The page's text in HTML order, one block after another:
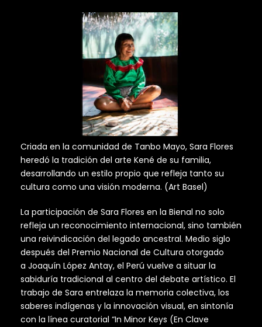
Criada en la comunidad de Tanbo Mayo, Sara Flores
heredó la tradición del arte Kené de su familia,
desarrollando un estilo propio que refleja tanto su
cultura como una visión moderna. (Art Basel)
La participación de Sara Flores en la Bienal no solo
refleja un reconocimiento internacional, sino también
una reivindicación del legado ancestral. Medio siglo
después del Premio Nacional de Cultura otorgado
a Joaquín López Antay, el Perú vuelve a situar la
sabiduría tradicional al centro del debate artístico. El
trabajo de Sara entrelaza la memoria colectiva, los
saberes indígenas y la innovación visual, en sintonía
con la línea curatorial “In Minor Keys (En Clave